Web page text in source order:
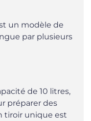
un modèle de
par plusieurs
de 10 litres,
préparer des
tiroir unique est